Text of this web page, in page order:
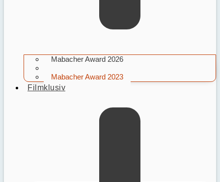
Mabacher Award 2026
Mabacher Award 2023
Filmklusiv